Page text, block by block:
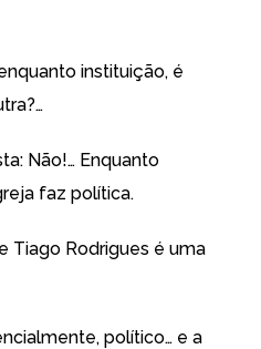
instituição, é
Não!… Enquanto
faz política.
Tiago Rodrigues é uma
político… e a